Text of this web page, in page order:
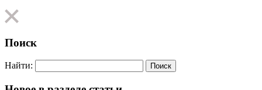
Поиск
Найти: